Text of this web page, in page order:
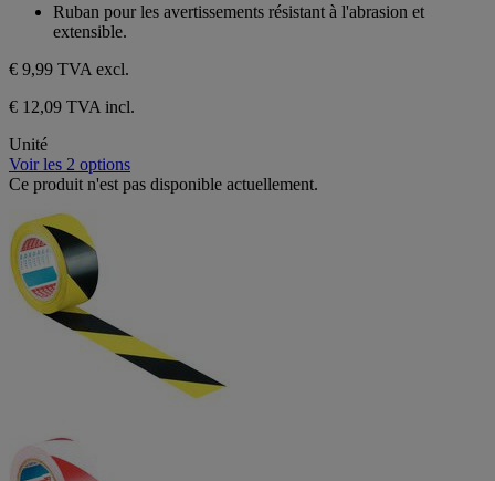
Ruban pour les avertissements résistant à l'abrasion et
extensible.
€ 9,99 TVA excl.
€ 12,09 TVA incl.
Unité
Voir les 2 options
Ce produit n'est pas disponible actuellement.